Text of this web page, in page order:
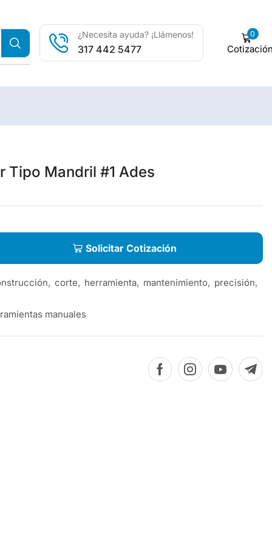
¿Necesita ayuda? ¡Llámenos!
317 442 5477
0
Tipo Mandril #1 Ades
Solicitar Cotización
, corte, herramienta, mantenimiento, precisión,
manuales